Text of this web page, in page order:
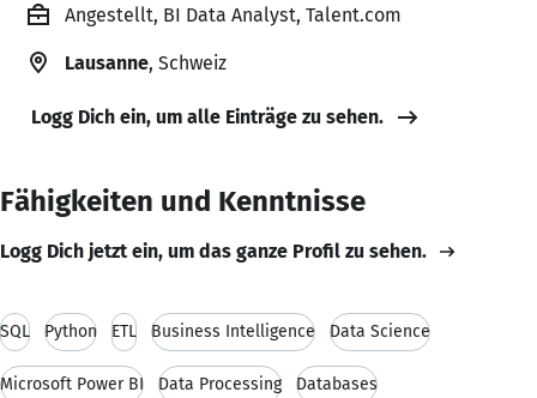
Angestellt, BI Data Analyst, Talent.com
Lausanne, Schweiz
Logg Dich ein, um alle Einträge zu sehen.
Fähigkeiten und Kenntnisse
Logg Dich jetzt ein, um das ganze Profil zu sehen.
SQL Python ETL Business Intelligence Data Science
Microsoft Power BI Data Processing Databases